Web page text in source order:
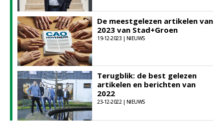
De meestgelezen artikelen van
2023 van Stad+Groen
19-12-2023 | NIEUWS
Terugblik: de best gelezen
artikelen en berichten van
2022
23-12-2022 | NIEUWS